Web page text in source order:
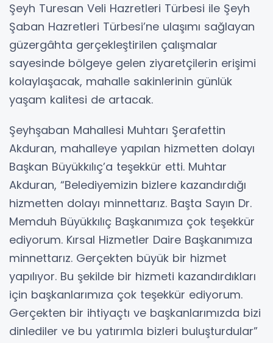
Şeyh Turesan Veli Hazretleri Türbesi ile Şeyh
Şaban Hazretleri Türbesi’ne ulaşımı sağlayan
güzergâhta gerçekleştirilen çalışmalar
sayesinde bölgeye gelen ziyaretçilerin erişimi
kolaylaşacak, mahalle sakinlerinin günlük
yaşam kalitesi de artacak.
Şeyhşaban Mahallesi Muhtarı Şerafettin
Akduran, mahalleye yapılan hizmetten dolayı
Başkan Büyükkılıç’a teşekkür etti. Muhtar
Akduran, “Belediyemizin bizlere kazandırdığı
hizmetten dolayı minnettarız. Başta Sayın Dr.
Memduh Büyükkılıç Başkanımıza çok teşekkür
ediyorum. Kırsal Hizmetler Daire Başkanımıza
minnettarız. Gerçekten büyük bir hizmet
yapılıyor. Bu şekilde bir hizmeti kazandırdıkları
için başkanlarımıza çok teşekkür ediyorum.
Gerçekten bir ihtiyaçtı ve başkanlarımızda bizi
dinlediler ve bu yatırımla bizleri buluşturdular”